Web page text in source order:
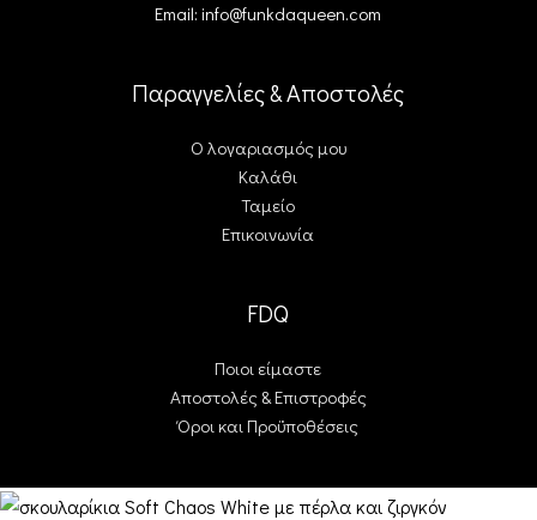
Email: info@funkdaqueen.com
Παραγγελίες & Αποστολές
Ο λογαριασμός μου
Καλάθι
Ταμείο
Επικοινωνία
FDQ
Ποιοι είμαστε
Αποστολές & Επιστροφές
Όροι και Προϋποθέσεις